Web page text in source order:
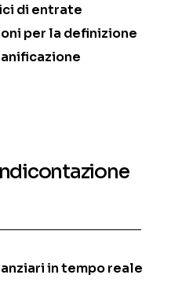
di entrate
per la definizione
in tempo reale